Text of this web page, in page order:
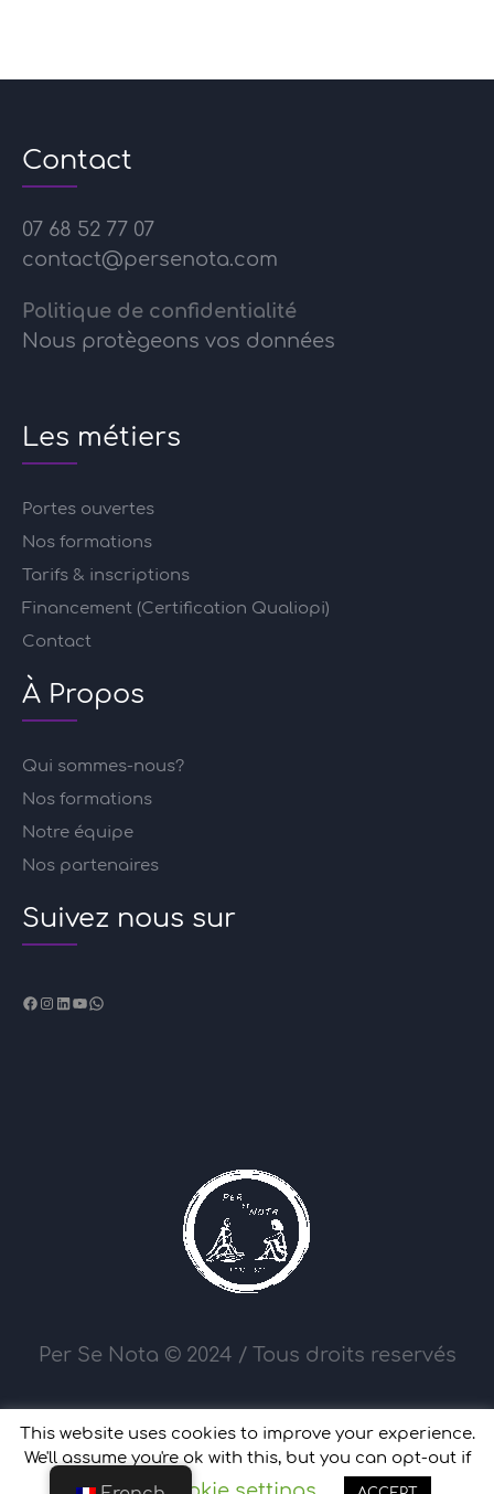
Contact
07 68 52 77 07
contact@persenota.com
Politique de confidentialité
Nous protègeons vos données
Les métiers
Portes ouvertes
Nos formations
Tarifs & inscriptions
Financement (Certification Qualiopi)
Contact
À Propos
Qui sommes-nous?
Nos formations
Notre équipe
Nos partenaires
Suivez nous sur
Facebook
Instagram
LinkedIn
YouTube
WhatsApp
Per Se Nota © 2024 / Tous droits reservés
This website uses cookies to improve your experience.
We'll assume you're ok with this, but you can opt-out if